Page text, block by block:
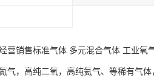
销售标准气体 多元混合气体 工业氧
气，高纯二氧，高纯氦气、等稀有气